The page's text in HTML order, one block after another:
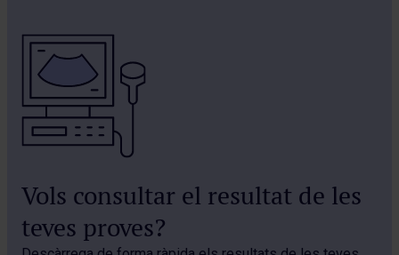
Vols consultar el resultat de les
teves proves?